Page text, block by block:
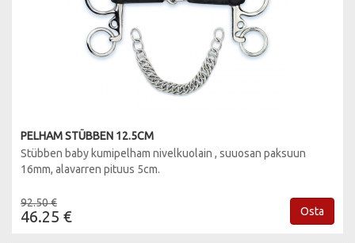
PELHAM STÜBBEN 12.5CM
Stübben baby kumipelham nivelkuolain , suuosan paksuun
16mm, alavarren pituus 5cm.
92.50 €
46.25 € Osta